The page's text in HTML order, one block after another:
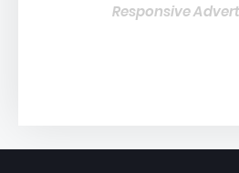
Responsive